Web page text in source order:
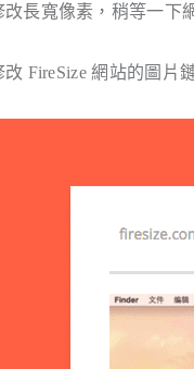
長寬像素，稍等一下
FireSize 網站的圖片